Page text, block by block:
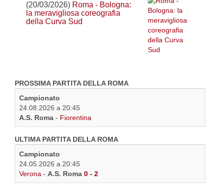
(20/03/2026) Roma - Bologna:
la meravigliosa coreografia
della Curva Sud
PROSSIMA PARTITA DELLA ROMA
Campionato
24.08.2026 a 20:45
A.S. Roma - Fiorentina
ULTIMA PARTITA DELLA ROMA
Campionato
24.05.2026 a 20:45
Verona - A.S. Roma 0 - 2